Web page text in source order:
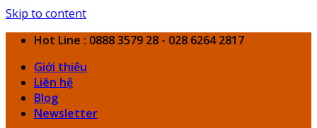
Skip to content
Hot Line : 0888 3579 28 - 028 6264 2817
Giới thiệu
Liên hệ
Blog
Newsletter